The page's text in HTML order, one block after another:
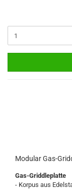
Modular Gas-
Gas-Griddleplatte
- Korpus aus